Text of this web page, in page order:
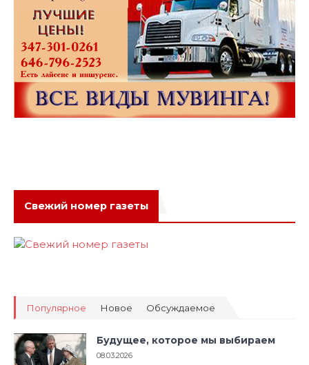
Свежий номер газеты
Популярное Новое Обсуждаемое
Будущее, которое мы выбираем
08.03.2026